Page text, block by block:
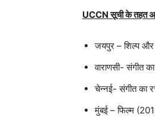
UCCN सूची के तहत
जयपुर – शिल्प
वाराणसी- संगीत
चेन्नई- संगीत का
मुंबई – फिल्म